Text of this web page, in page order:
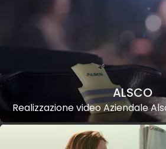
ALSCO
Realizzazione video Aziendale